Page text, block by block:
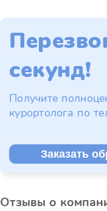
секунд!
Получите
курортолога по
Заказать
Отзывы о